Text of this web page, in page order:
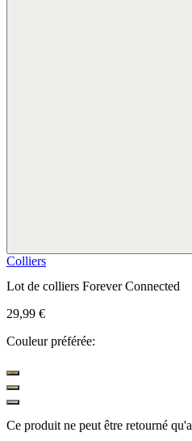
Colliers
Lot de colliers Forever Connected
29,99 €
Couleur préférée:
Ce produit ne peut être retourné